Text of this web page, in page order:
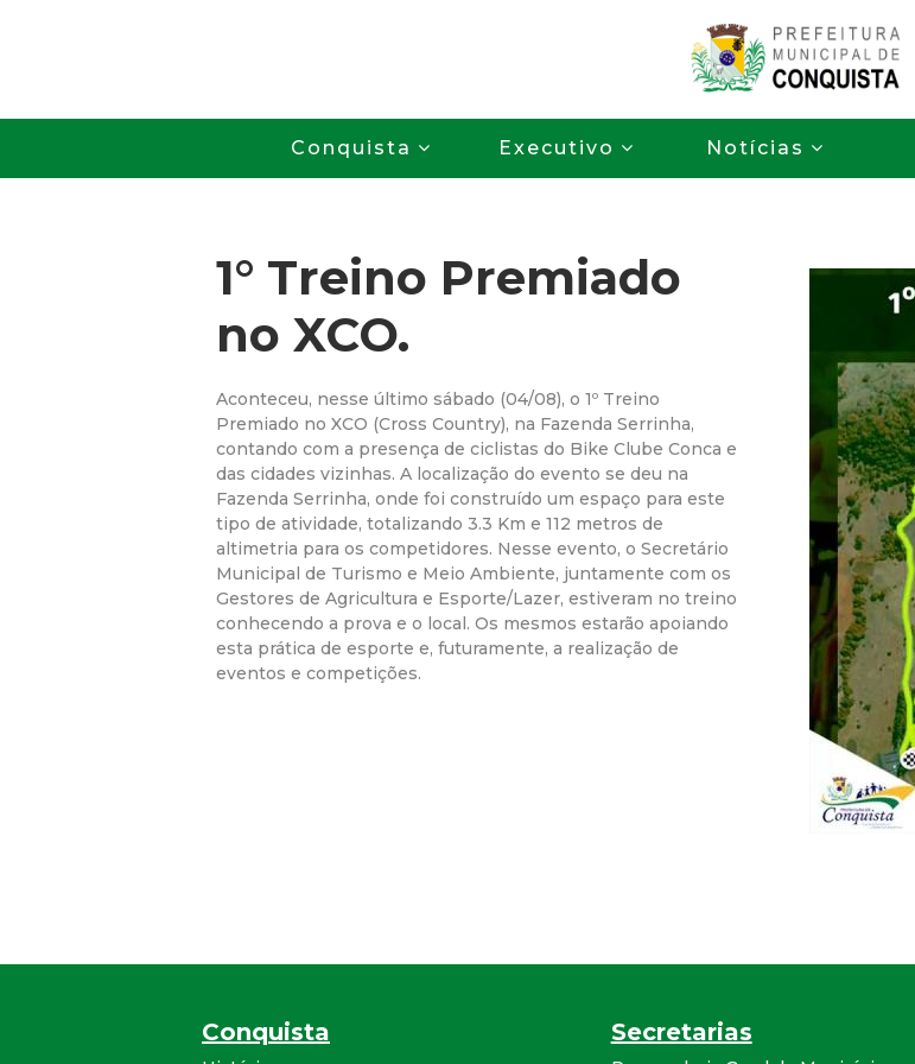
para
o
conteúdo
principal
P
r
f
i
t
u
r
a
i
p
Conquista Executivo Notícias
1° Treino Premiado
no XCO.
Aconteceu, nesse último sábado (04/08), o 1º Treino
Premiado no XCO (Cross Country), na Fazenda Serrinha,
contando com a presença de ciclistas do Bike Clube Conca e
das cidades vizinhas. A localização do evento se deu na
Fazenda Serrinha, onde foi construído um espaço para este
tipo de atividade, totalizando 3.3 Km e 112 metros de
altimetria para os competidores. Nesse evento, o Secretário
Municipal de Turismo e Meio Ambiente, juntamente com os
Gestores de Agricultura e Esporte/Lazer, estiveram no treino
conhecendo a prova e o local. Os mesmos estarão apoiando
esta prática de esporte e, futuramente, a realização de
eventos e competições.
Conquista Secretarias